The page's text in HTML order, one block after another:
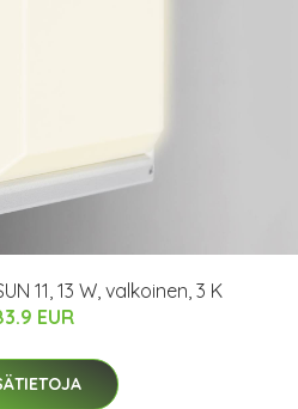
11, 13 W, valkoinen, 3 K
EUR